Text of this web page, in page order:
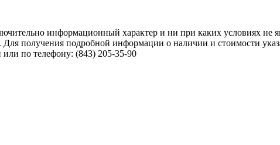
информационный характер и ни при каких условиях не
получения подробной информации о наличии и стоимости
по телефону: (843) 205-35-90